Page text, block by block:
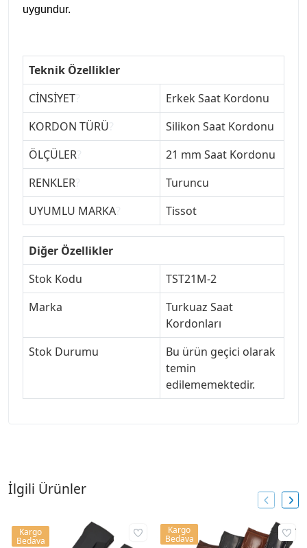
uygundur.
Teknik Özellikler
CİNSİYET
Erkek Saat Kordonu
KORDON TÜRÜ
Silikon Saat Kordonu
ÖLÇÜLER
21 mm Saat Kordonu
RENKLER
Turuncu
UYUMLU MARKA
Tissot
Diğer Özellikler
Stok Kodu
TST21M-2
Marka
Turkuaz Saat
Kordonları
Stok Durumu
Bu ürün geçici olarak
temin
edilememektedir.
İlgili Ürünler
Kargo
Bedava
Kargo
Bedava